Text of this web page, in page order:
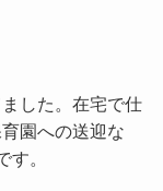
した。在宅で仕
園への送迎な
す。